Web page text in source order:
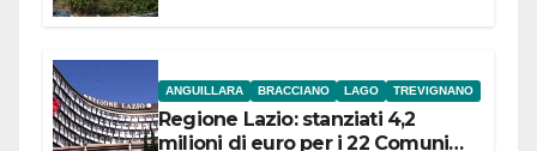
ANGUILLARA BRACCIANO LAGO TREVIGNANO
Regione Lazio: stanziati 4,2
milioni di euro per i 22 Comuni